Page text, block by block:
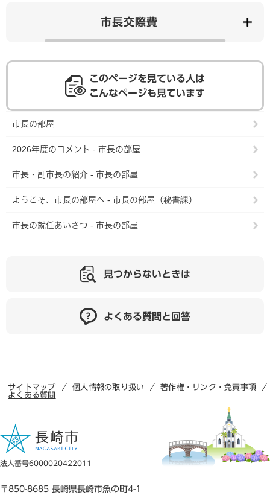
市長交際費
このページを見ている人は
こんなページも見ています
市長の部屋
2026年度のコメント - 市長の部屋
市長・副市長の紹介 - 市長の部屋
ようこそ、市長の部屋へ - 市長の部屋（秘書課）
市長の就任あいさつ - 市長の部屋
見つからないときは
よくある質問と回答
サイトマップ 個人情報の取り扱い
著作権・リンク・免責事項
よくある質問
法人番号6000020422011
〒850-8685 長崎県長崎市魚の町4-1